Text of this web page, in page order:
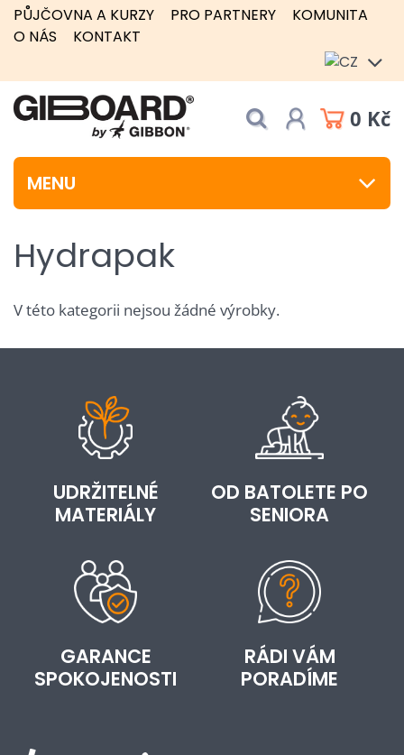
PŮJČOVNA A KURZY PRO PARTNERY
KOMUNITA
O NÁS
KONTAKT
0 Kč
MENU
Hydrapak
V této kategorii nejsou žádné výrobky.
UDRŽITELNÉ
MATERIÁLY
OD BATOLETE PO
SENIORA
GARANCE
SPOKOJENOSTI
RÁDI VÁM
PORADÍME